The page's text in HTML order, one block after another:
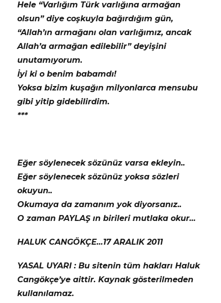
Hele “Varlığım Türk varlığına armağan
olsun” diye coşkuyla bağırdığım gün,
“Allah’ın armağanı olan varlığımız, ancak
Allah’a armağan edilebilir” deyişini
unutamıyorum.
İyi ki o benim babamdı!
Yoksa bizim kuşağın milyonlarca mensubu
gibi yitip gidebilirdim.
***
Eğer söylenecek sözünüz varsa ekleyin..
Eğer söylenecek sözünüz yoksa sözleri
okuyun..
Okumaya da zamanım yok diyorsanız..
O zaman PAYLAŞ ın birileri mutlaka okur…
HALUK CANGÖKÇE…17 ARALIK 2011
YASAL UYARI : Bu sitenin tüm hakları Haluk
Cangökçe’ye aittir. Kaynak gösterilmeden
kullanılamaz.